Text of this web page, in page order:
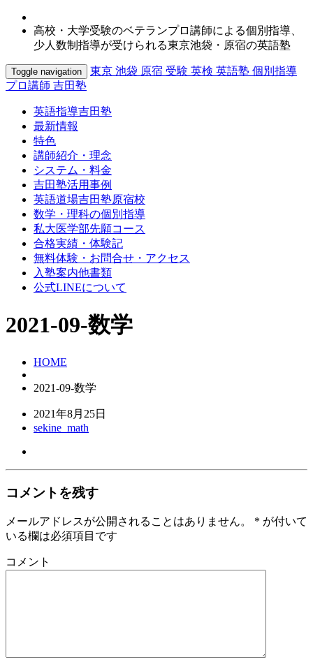
高校・大学受験のベテランプロ講師による個別指導、
少人数制指導が受けられる東京池袋・原宿の英語塾
Toggle navigation
東京 池袋 原宿 受験 英検 英語塾 個別指導
プロ講師 吉田塾
英語指導吉田塾
最新情報
特色
講師紹介・理念
システム・料金
吉田塾活用事例
英語道場吉田塾原宿校
数学・理科の個別指導
私大医学部先願コース
合格実績・体験記
無料体験・お問合せ・アクセス
入塾案内他書類
公式LINEについて
2021-09-数学
HOME
2021-09-数学
2021年8月25日
sekine_math
コメントを残す
メールアドレスが公開されることはありません。 * が付いて
いる欄は必須項目です
コメント